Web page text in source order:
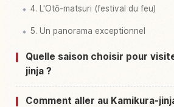
4. L'Otō-matsuri (festival du feu)
5. Un panorama exceptionnel
Quelle saison choisir pour
jinja ?
Comment aller au Kamikura-